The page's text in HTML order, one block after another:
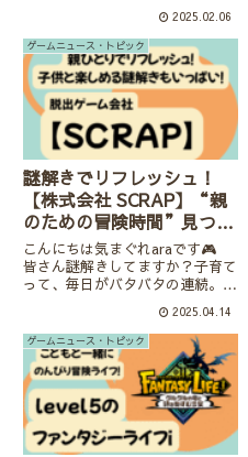
今年の４月末に実際に触れる体感
会が開かれるそうなので、任天堂
公式HPで紹介している応募方法
などをまとめてみました。...
2025.02.06
ゲームニュース・トピック
謎解きでリフレッシュ！
【株式会社 SCRAP】“親
のための冒険時間”見つけ
ました👓子供とできる謎
解きも紹介🔎
こんにちは気まぐれaraです🎮
皆さん謎解きしてますか？子育て
って、毎日がバタバタの連続。朝
出し、夜は寝かしつけ・・・。そ
んな中、ふと「頭を使うゲームが
したい！」って思ったことありま
せんか？リアル脱出ゲーム会社...
2025.04.14
ゲームニュース・トピック